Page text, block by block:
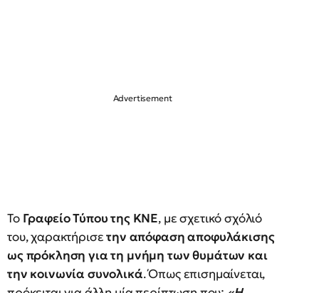
Το Γραφείο Τύπου της ΚΝΕ, με σχετικό σχόλιό
του, χαρακτήρισετην απόφαση αποφυλάκισης
ως πρόκληση για τη μνήμη των θυμάτων και
την κοινωνία συνολικά. Όπως επισημαίνεται,